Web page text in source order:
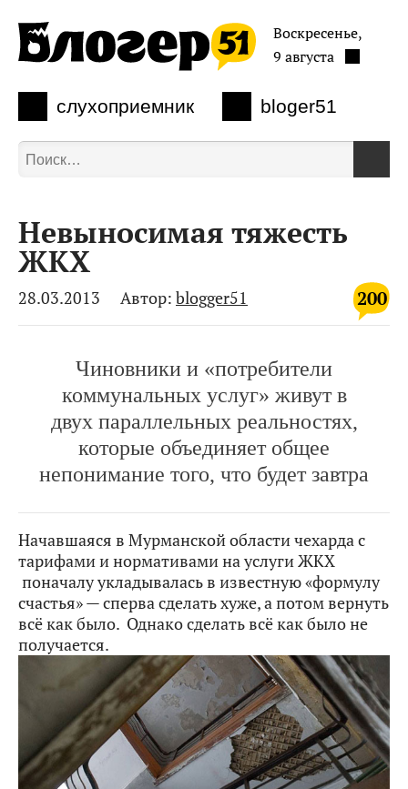
слухоприемник bloger51
Воскресенье,
9 августа
Невыносимая тяжесть
ЖКХ
200
28.03.2013 Автор: blogger51
Чиновники и «потребители
коммунальных услуг» живут в
двух параллельных реальностях,
которые объединяет общее
непонимание того, что будет завтра
Начавшаяся в Мурманской области чехарда с
тарифами и нормативами на услуги ЖКХ
поначалу укладывалась в известную «формулу
счастья» — сперва сделать хуже, а потом вернуть
всё как было. Однако сделать всё как было не
получается.